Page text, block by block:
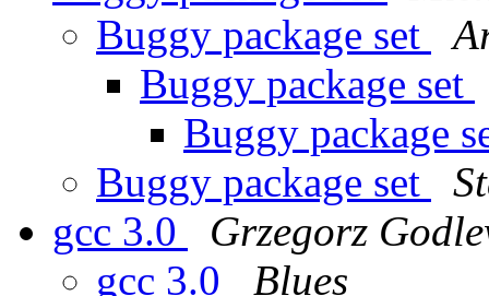
Buggy package set
Buggy package set
Buggy package
Buggy package set
gcc 3.0
Grzegorz
gcc 3.0
Blues